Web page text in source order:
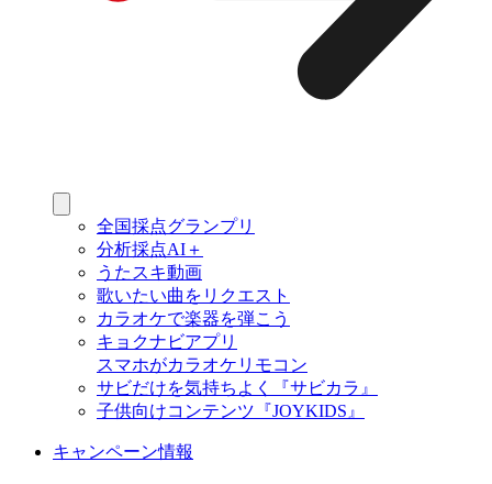
全国採点グランプリ
分析採点AI＋
うたスキ動画
歌いたい曲をリクエスト
カラオケで楽器を弾こう
キョクナビアプリ
スマホがカラオケリモコン
サビだけを気持ちよく『サビカラ』
子供向けコンテンツ『JOYKIDS』
キャンペーン情報